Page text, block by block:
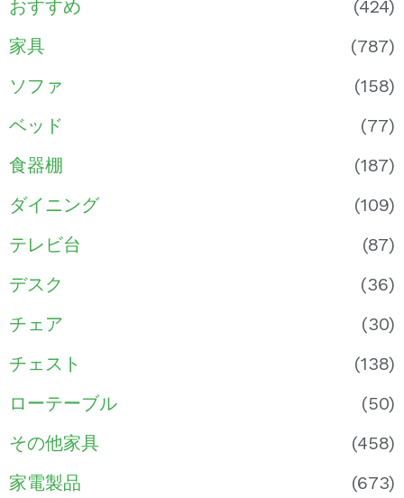
おすすめ
(424)
家具
(787)
ソファ
(158)
ベッド
(77)
食器棚
(187)
ダイニング
(109)
テレビ台
(87)
デスク
(36)
チェア
(30)
チェスト
(138)
ローテーブル
(50)
その他家具
(458)
家電製品
(673)